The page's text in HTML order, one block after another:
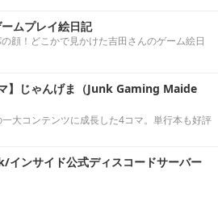
ムプレイ絵日記
顔！どこかで見かけた吉田さんのゲーム絵日
マ】じゃんげま（Junk Gaming Maide
大コンテンツに成長した4コマ。単行本も好評
ンサイド公式ディスコードサーバー